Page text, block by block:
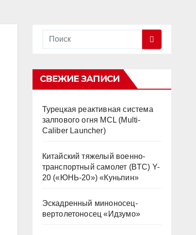
СВЕЖИЕ ЗАПИСИ
Турецкая реактивная система
залпового огня MCL (Multi-
Caliber Launcher)
Китайский тяжелый военно-
транспортный самолет (BTC) Y-
20 («ЮНЬ-20») «Куньпин»
Эскадренный миноносец-
вертолетоносец «Идзумо»